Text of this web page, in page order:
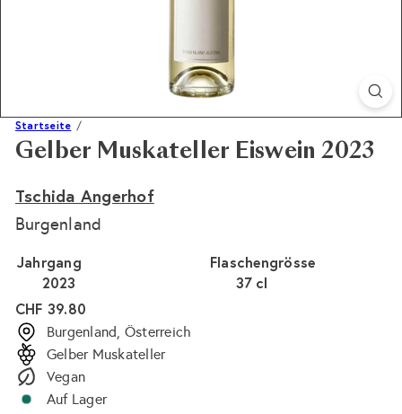
Startseite
Gelber Muskateller Eiswein 2023
Tschida Angerhof
Burgenland
Flaschengrösse
37 cl
Jahrgang
2023
Normaler
Preis
CHF 39.80
Burgenland, Österreich
Gelber Muskateller
Vegan
Auf Lager